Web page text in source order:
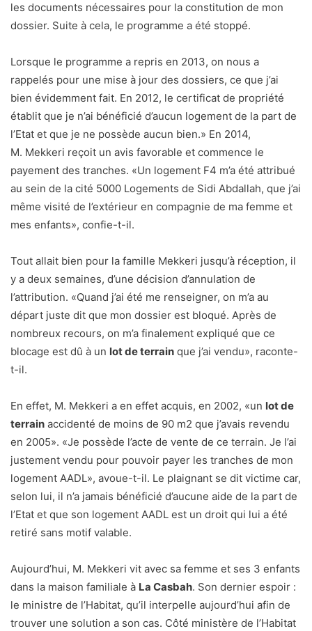
les documents nécessaires pour la constitution de mon
dossier. Suite à cela, le programme a été stoppé.
Lorsque le programme a repris en 2013, on nous a
rappelés pour une mise à jour des dossiers, ce que j’ai
bien évidemment fait. En 2012, le certificat de propriété
établit que je n’ai bénéficié d’aucun logement de la part de
l’Etat et que je ne possède aucun bien.» En 2014,
M. Mekkeri reçoit un avis favorable et commence le
payement des tranches. «Un logement F4 m’a été attribué
au sein de la cité 5000 Logements de Sidi Abdallah, que j’ai
même visité de l’extérieur en compagnie de ma femme et
mes enfants», confie-t-il.
Tout allait bien pour la famille Mekkeri jusqu’à réception, il
y a deux semaines, d’une décision d’annulation de
l’attribution. «Quand j’ai été me renseigner, on m’a au
départ juste dit que mon dossier est bloqué. Après de
nombreux recours, on m’a finalement expliqué que ce
blocage est dû à un lot de terrain que j’ai vendu», raconte-
t-il.
En effet, M. Mekkeri a en effet acquis, en 2002, «un lot de
terrain accidenté de moins de 90 m2 que j’avais revendu
en 2005». «Je possède l’acte de vente de ce terrain. Je l’ai
justement vendu pour pouvoir payer les tranches de mon
logement AADL», avoue-t-il. Le plaignant se dit victime car,
selon lui, il n’a jamais bénéficié d’aucune aide de la part de
l’Etat et que son logement AADL est un droit qui lui a été
retiré sans motif valable.
Aujourd’hui, M. Mekkeri vit avec sa femme et ses 3 enfants
dans la maison familiale à La Casbah. Son dernier espoir :
le ministre de l’Habitat, qu’il interpelle aujourd’hui afin de
trouver une solution a son cas. Côté ministère de l’Habitat